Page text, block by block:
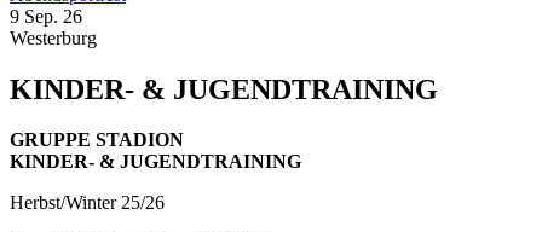
9 Sep. 26
Westerburg
KINDER- & JUGENDTRAINING
GRUPPE STADION
KINDER- & JUGENDTRAINING
Herbst/Winter 25/26